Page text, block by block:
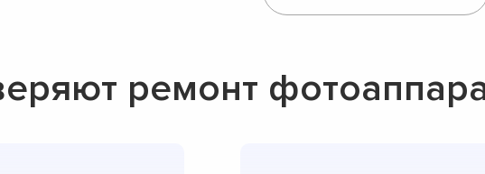
ремонт